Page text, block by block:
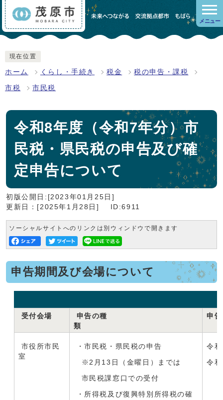
メニュー
現在位置
ホーム くらし・手続き 税金 税の申告・課税
市税 市民税
令和8年度（令和7年分）市
民税・県民税の申告及び確
定申告について
初版公開日:[2023年01月25日]
更新日：[2025年1月28日]
ID:6911
ソーシャルサイトへのリンクは別ウィンドウで開きます
申告期間及び会場について
受付会場
申告の種
類
申
市役所市民
室
・市民税・県民税の申告
※2月13日（金曜日）までは
市民税課窓口での受付
・所得税及び復興特別所得税の確
令
令